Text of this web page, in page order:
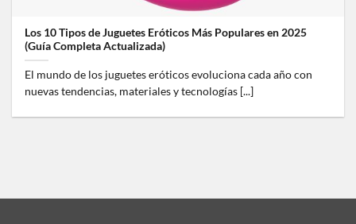
Los 10 Tipos de Juguetes Eróticos Más Populares en 2025
(Guía Completa Actualizada)
El mundo de los juguetes eróticos evoluciona cada año con
nuevas tendencias, materiales y tecnologías [...]